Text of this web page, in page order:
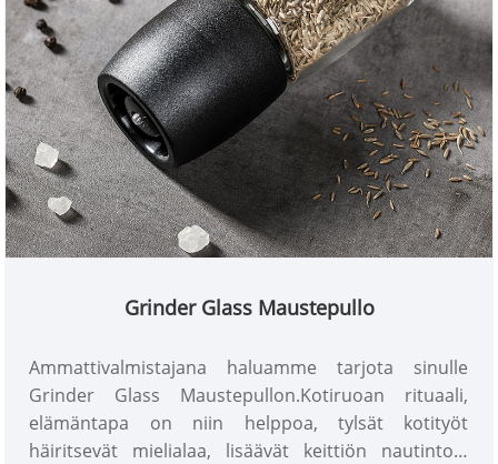
Grinder Glass Maustepullo
Ammattivalmistajana haluamme tarjota sinulle
Grinder Glass Maustepullon.Kotiruoan rituaali,
elämäntapa on niin helppoa, tylsät kotityöt
häiritsevät mielialaa, lisäävät keittiön nautintoa,